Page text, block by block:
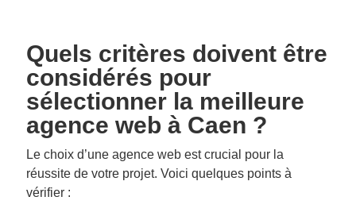
Quels critères doivent être
considérés pour
sélectionner la meilleure
agence web à Caen ?
Le choix d’une agence web est crucial pour la
réussite de votre projet. Voici quelques points à
vérifier :